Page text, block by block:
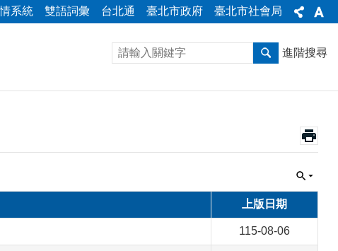
系統 雙語詞彙 台北通 臺北市政府 臺北市社會局
進階搜尋
上版日期
115-08-06